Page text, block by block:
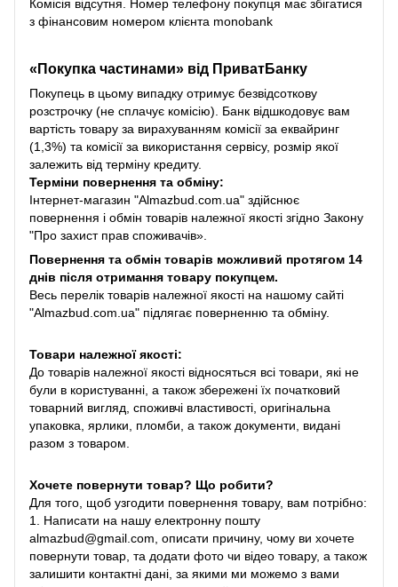
Комісія відсутня. Номер телефону покупця має збігатися
з фінансовим номером клієнта monobank
«Покупка частинами» від ПриватБанку
Покупець в цьому випадку отримує безвідсоткову
розстрочку (не сплачує комісію). Банк відшкодовує вам
вартість товару за вирахуванням комісії за еквайринг
(1,3%) та комісії за використання сервісу, розмір якої
залежить від терміну кредиту.
Терміни повернення та обміну:
Інтернет-магазин "Almazbud.com.ua" здійснює
повернення і обмін товарів належної якості згідно Закону
"Про захист прав споживачів».
Повернення та обмін товарів можливий протягом 14
днів після отримання товару покупцем.
Весь перелік товарів належної якості на нашому сайті
"Almazbud.com.ua" підлягає поверненню та обміну.
Товари належної якості:
До товарів належної якості відносяться всі товари, які не
були в користуванні, а також збережені їх початковий
товарний вигляд, споживчі властивості, оригінальна
упаковка, ярлики, пломби, а також документи, видані
разом з товаром.
Хочете повернути товар? Що робити?
Для того, щоб узгодити повернення товару, вам потрібно:
1. Написати на нашу електронну пошту
almazbud@gmail.com, описати причину, чому ви хочете
повернути товар, та додати фото чи відео товару, а також
залишити контактні дані, за якими ми можемо з вами